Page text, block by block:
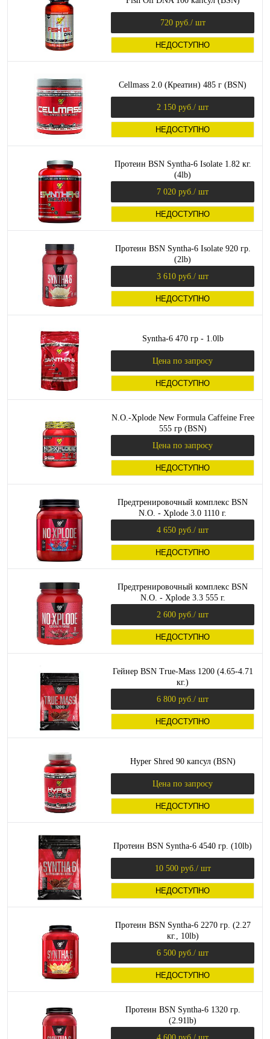
720 руб. / шт
НЕДОСТУПНО
Cellmass 2.0 (Креатин) 485 г (BSN)
2 150 руб. / шт
НЕДОСТУПНО
Протеин BSN Syntha-6 Isolate 1.82 кг.
(4lb)
7 020 руб. / шт
НЕДОСТУПНО
Протеин BSN Syntha-6 Isolate 920 гр.
(2lb)
3 610 руб. / шт
НЕДОСТУПНО
Syntha-6 470 гр - 1.0lb
Цена по запросу
НЕДОСТУПНО
N.O.-Xplode New Formula Caffeine Free
555 гр (BSN)
Цена по запросу
НЕДОСТУПНО
Предтренировочный комплекс BSN
N.O. - Xplode 3.0 1110 г.
4 650 руб. / шт
НЕДОСТУПНО
Предтренировочный комплекс BSN
N.O. - Xplode 3.3 555 г.
2 600 руб. / шт
НЕДОСТУПНО
Гейнер BSN True-Mass 1200 (4.65-4.71
кг.)
6 800 руб. / шт
НЕДОСТУПНО
Hyper Shred 90 капсул (BSN)
Цена по запросу
НЕДОСТУПНО
Протеин BSN Syntha-6 4540 гр. (10lb)
10 500 руб. / шт
НЕДОСТУПНО
Протеин BSN Syntha-6 2270 гр. (2.27
кг., 10lb)
6 500 руб. / шт
НЕДОСТУПНО
Протеин BSN Syntha-6 1320 гр.
(2.91lb)
4 600 руб. / шт